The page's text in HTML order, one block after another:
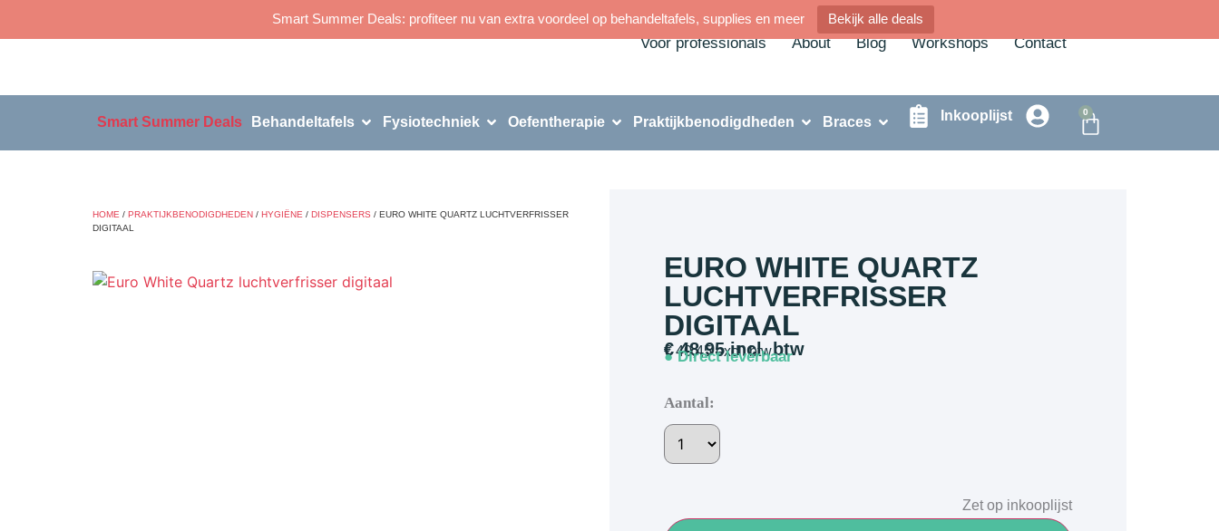
Smart Summer Deals: profiteer nu van extra voordeel op behandeltafels, supplies en meer Bekijk alle deals
Voor professionals About Blog Workshops Contact
Smart Summer Deals Behandeltafels Fysiotechniek Oefentherapie Praktijkbenodigdheden Braces Inkooplijst 0
HOME / PRAKTIJKBENODIGDHEDEN / HYGIËNE / DISPENSERS / EURO WHITE QUARTZ LUCHTVERFRISSER
DIGITAAL
EURO WHITE QUARTZ
LUCHTVERFRISSER
DIGITAAL
€48,95incl. btw
€40,45excl. btw
● Direct leverbaar
Aantal:
Zet op inkooplijst